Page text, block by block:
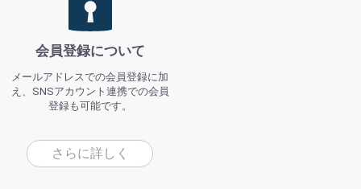
会員登録について
メールアドレスでの会員登録に加
え、SNSアカウント連携での会員
登録も可能です。
さらに詳しく